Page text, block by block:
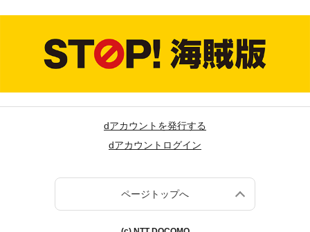
dアカウントを発行する
dアカウントログイン
ページトップへ